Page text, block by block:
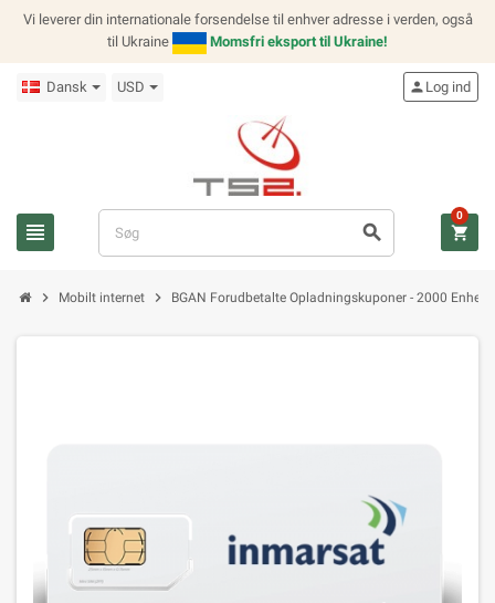
Vi leverer din internationale forsendelse til enhver adresse i verden, også
til Ukraine
Momsfri eksport til Ukraine!
Dansk USD
view_headline search
person Log ind
shopping_cart
0
chevron_right Mobilt internet chevron_right BGAN Forudbetalte Opladningskuponer - 2000